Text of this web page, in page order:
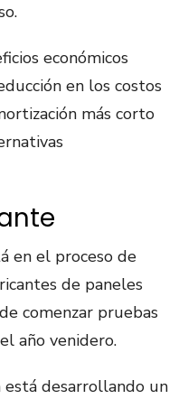
económicos
en los costos
más corto
en el proceso de
de paneles
comenzar pruebas
año venidero.
desarrollando un